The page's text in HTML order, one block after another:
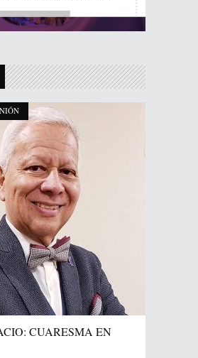
CUARESMA EN